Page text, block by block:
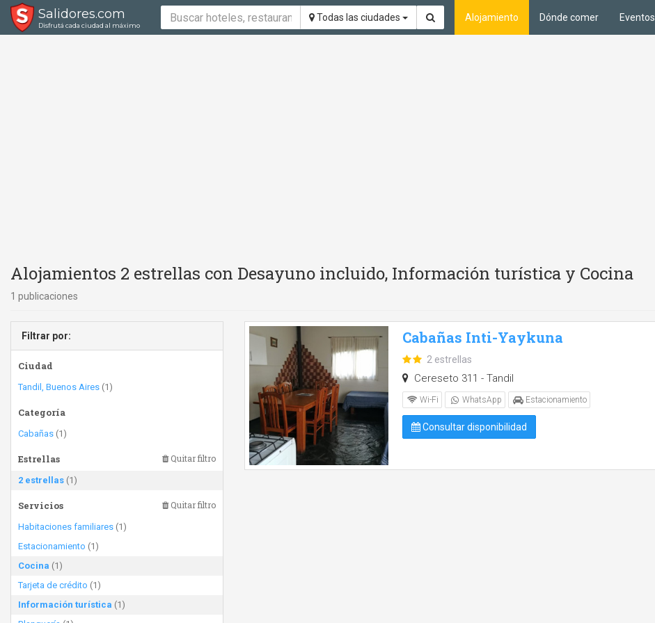
Salidores.com
Disfrutá cada ciudad al máximo
Todas las ciudades Alojamiento Dónde comer Eventos
Alojamientos 2 estrellas con Desayuno incluido, Información turística y Cocina
1 publicaciones
Filtrar por:
Ciudad
Tandil, Buenos Aires (1)
Categoría
Cabañas (1)
Estrellas Quitar filtro
2 estrellas (1)
Servicios Quitar filtro
Habitaciones familiares (1)
Estacionamiento (1)
Cocina (1)
Tarjeta de crédito (1)
Información turística (1)
Cabañas Inti-Yaykuna
2 estrellas
Cereseto 311 - Tandil
Wi-Fi WhatsApp Estacionamiento
Consultar disponibilidad